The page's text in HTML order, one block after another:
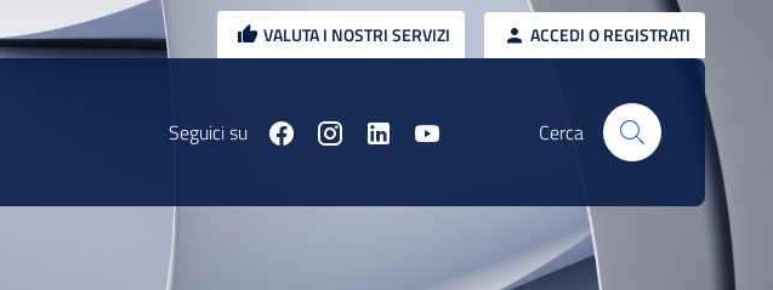
VALUTA I NOSTRI SERVIZI ACCEDI O REGISTRATI
Seguici su Cerca